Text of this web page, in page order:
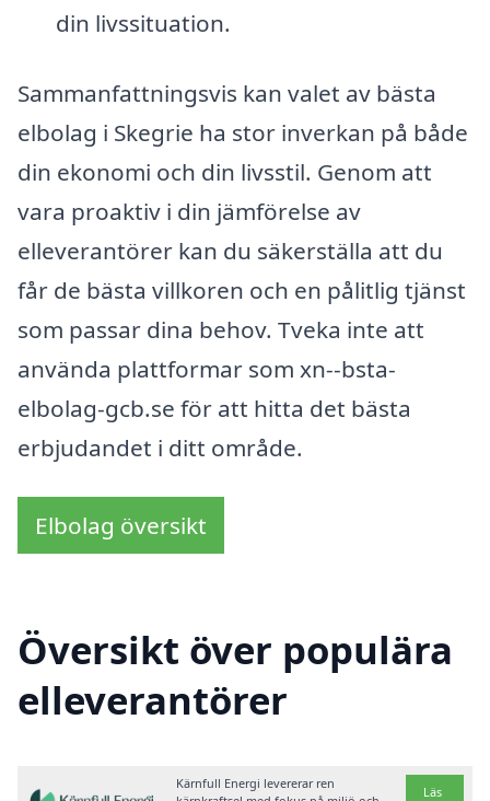
din livssituation.
Sammanfattningsvis kan valet av bästa
elbolag i Skegrie ha stor inverkan på både
din ekonomi och din livsstil. Genom att
vara proaktiv i din jämförelse av
elleverantörer kan du säkerställa att du
får de bästa villkoren och en pålitlig tjänst
som passar dina behov. Tveka inte att
använda plattformar som xn--bsta-
elbolag-gcb.se för att hitta det bästa
erbjudandet i ditt område.
Elbolag översikt
Översikt över populära
elleverantörer
Kärnfull Energi levererar ren
Läs